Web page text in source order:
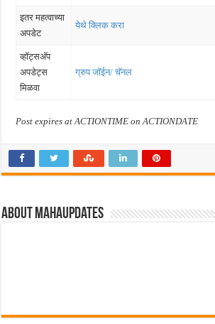
इतर महत्वाच्या
अपडेट
येथे क्लिक करा
व्हॉट्सअ‍ॅप
अपडेट्स
मिळवा
ग्रुप जॉईन/ चॅनल
Post expires at ACTIONTIME on ACTIONDATE
About MahaUpdates